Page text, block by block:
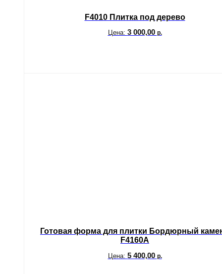
F4010 Плитка под дерево
Цена: 3 000,00 р.
Готовая форма для плитки Бордюрный
F4160A
Цена: 5 400,00 р.